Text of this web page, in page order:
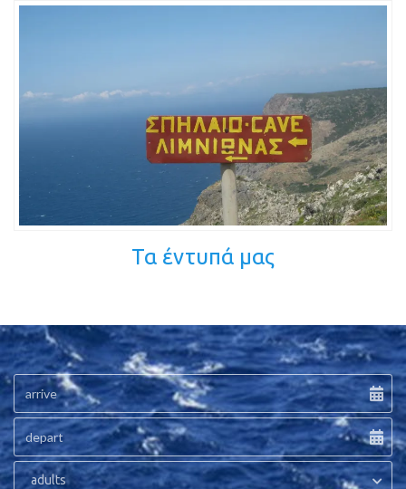
Τα έντυπά μας
adults